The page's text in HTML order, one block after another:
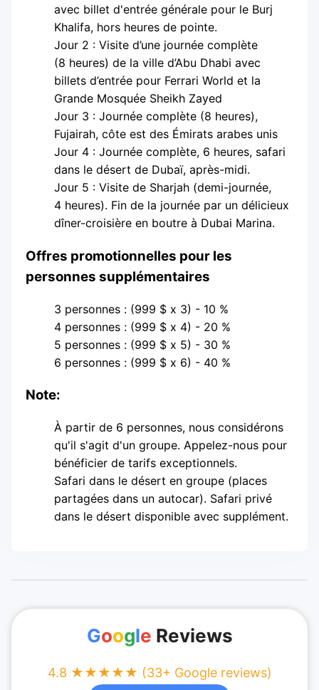
avec billet d'entrée générale pour le Burj
Khalifa, hors heures de pointe.
Jour 2 : Visite d’une journée complète
(8 heures) de la ville d’Abu Dhabi avec
billets d’entrée pour Ferrari World et la
Grande Mosquée Sheikh Zayed
Jour 3 : Journée complète (8 heures),
Fujairah, côte est des Émirats arabes unis
Jour 4 : Journée complète, 6 heures, safari
dans le désert de Dubaï, après-midi.
Jour 5 : Visite de Sharjah (demi-journée,
4 heures). Fin de la journée par un délicieux
dîner-croisière en boutre à Dubai Marina.
Offres promotionnelles pour les
personnes supplémentaires
3 personnes : (999 $ x 3) - 10 %
4 personnes : (999 $ x 4) - 20 %
5 personnes : (999 $ x 5) - 30 %
6 personnes : (999 $ x 6) - 40 %
Note:
À partir de 6 personnes, nous considérons
qu'il s'agit d'un groupe. Appelez-nous pour
bénéficier de tarifs exceptionnels.
Safari dans le désert en groupe (places
partagées dans un autocar). Safari privé
dans le désert disponible avec supplément.
Google Reviews
4.8 ★★★★★ (33+ Google reviews)